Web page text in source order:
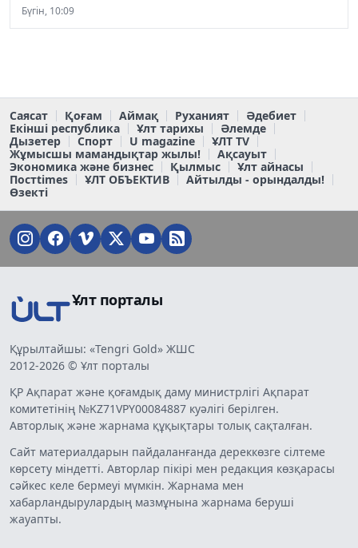
Бүгін, 10:09
Саясат Қоғам Аймақ Руханият
Әдебиет
Екінші республика
Ұлт тарихы
Әлемде
Дызетер
Спорт U magazine
ҰЛТ TV
Жұмысшы мамандықтар жылы!
Ақсауыт
Экономика және бизнес
Қылмыс
Ұлт айнасы
Постtimes
ҰЛТ ОБЪЕКТИВ
Айтылды - орындалды!
Өзекті
Ұлт порталы
Құрылтайшы: «Tengri Gold» ЖШС
2012-2026 © Ұлт порталы
ҚР Ақпарат және қоғамдық даму министрлігі Ақпарат
комитетінің №KZ71VPY00084887 куәлігі берілген.
Авторлық және жарнама құқықтары толық сақталған.
Сайт материалдарын пайдаланғанда дереккөзге сілтеме
көрсету міндетті. Авторлар пікірі мен редакция көзқарасы
сәйкес келе бермеуі мүмкін. Жарнама мен
хабарландырулардың мазмұнына жарнама беруші
жауапты.